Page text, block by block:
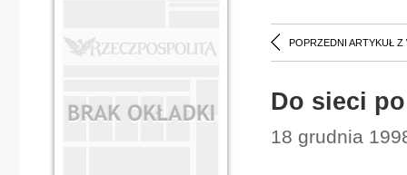
POPRZEDNI ARTYKUŁ Z
Do sieci
18 grudnia